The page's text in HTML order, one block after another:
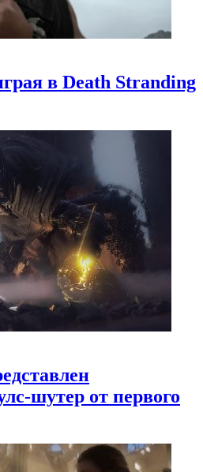
в Death Stranding
шутер от первого